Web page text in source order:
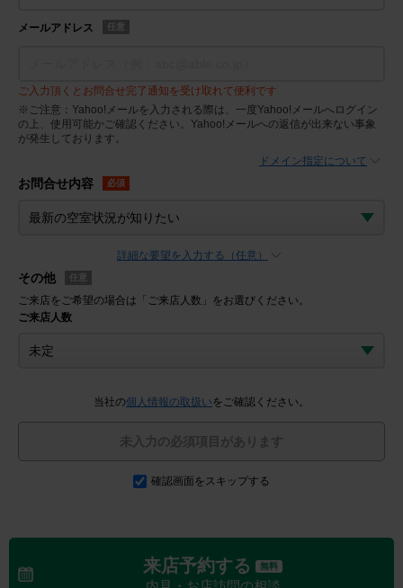
メールアドレス 任意
ご入力頂くとお問合せ完了通知を受け取れて便利です
※ご注意：Yahoo!メールを入力される際は、一度Yahoo!メールへログイン
の上、使用可能かご確認ください。Yahoo!メールへの返信が出来ない事象
が発生しております。
ドメイン指定について
お問合せ内容 必須
詳細な要望を入力する（任意）
その他 任意
ご来店をご希望の場合は「ご来店人数」をお選びください。
ご来店人数
当社の個人情報の取扱い をご確認ください。
未入力の必須項目があります
確認画面をスキップする
来店予約する 無料